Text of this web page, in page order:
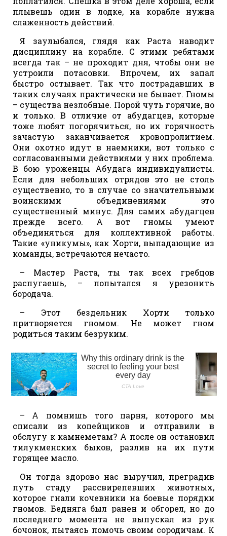
плывешь один в лодке, на корабле нужна
слаженность действий.
Я заулыбался, глядя как Раста наводит
дисциплину на корабле. С этими ребятами
всегда так – не проходит дня, чтобы они не
устроили потасовки. Впрочем, их запал
быстро остывает. Так что пострадавших в
таких случаях практически не бывает. Гномы
– существа незлобные. Порой чуть горячие, но
и только. В отличие от абудагцев, которые
тоже любят погорячиться, но их горячность
зачастую заканчивается кровопролитием.
Они охотно идут в наемники, вот только с
согласованными действиями у них проблема.
В бою уроженцы Абудага индивидуалисты.
Если для небольших отрядов это не столь
существенно, то в случае со значительными
воинскими объединениями это
существенный минус. Для самих абудагцев
прежде всего. А вот гномы умеют
объединяться для коллективной работы.
Такие «уникумы», как Хорти, выпадающие из
команды, встречаются нечасто.
– Мастер Раста, ты так всех гребцов
распугаешь, – попытался я урезонить
бородача.
– Этот бездельник Хорти только
притворяется гномом. Не может гном
родиться таким безруким.
– А помнишь того парня, которого мы
списали из копейщиков и отправили в
обслугу к камнеметам? А после он остановил
тилукменских быков, разлив на их пути
горящее масло.
Он тогда здорово нас выручил, преградив
путь стаду рассвирепевших животных,
которое гнали кочевники на боевые порядки
гномов. Бедняга был ранен и обгорел, но до
последнего момента не выпускал из рук
бочонок, пытаясь помочь своим сородичам. К